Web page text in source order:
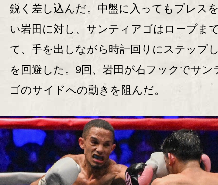
鋭く差し込んだ。中盤に入ってもプレス
い岩田に対し、サンティアゴはロープま
て、手を出しながら時計回りにステップ
を回避した。9回、岩田が右フックでサン
ゴのサイドへの動きを阻んだ。